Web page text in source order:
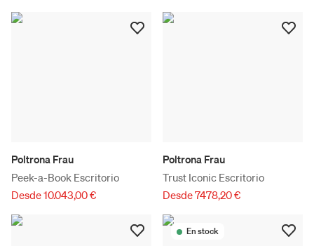
Poltrona Frau
Peek-a-Book Escritorio
Desde 10.043,00 €
Poltrona Frau
Trust Iconic Escritorio
Desde 7478,20 €
En stock